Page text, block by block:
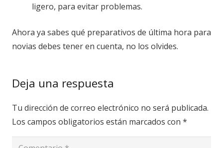
ligero, para evitar problemas.
Ahora ya sabes qué preparativos de última hora para
novias debes tener en cuenta, no los olvides.
Deja una respuesta
Tu dirección de correo electrónico no será publicada.
Los campos obligatorios están marcados con *